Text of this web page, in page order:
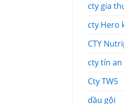
cty gia
cty Hero
CTY
cty tín an
Cty TW5
dầu gội